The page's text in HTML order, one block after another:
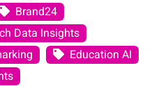
Brand24
Data Insights
Education AI